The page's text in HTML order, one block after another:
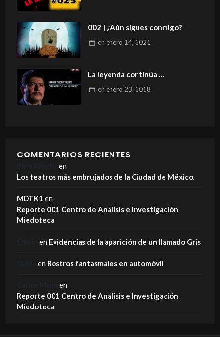
002 | ¿Aún sigues conmigo?
en enero 14, 2021
La leyenda continúa …
en enero 23, 2018
COMENTARIOS RECIENTES
en
Los teatros más embrujados de la Ciudad de México.
MDTK1 en
Reporte 001 Centro de Análisis e Investigación
Miedoteca
en Evidencias de la aparición de un llamado Gris
en Rostros fantasmales en automóvil
en
Reporte 001 Centro de Análisis e Investigación
Miedoteca